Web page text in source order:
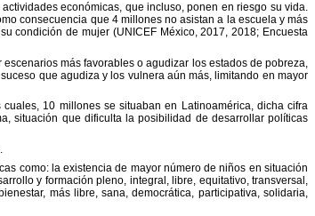
económicas, que incluso, ponen en riesgo su vida.
consecuencia que 4 millones no asistan a la escuela y más
condición de mujer (UNICEF México, 2017, 2018; Encuesta
más favorables o agudizar los estados de pobreza,
que agudiza y los vulnera aún más, limitando en mayor
10 millones se situaban en Latinoamérica, dicha cifra
situación que dificulta la posibilidad de desarrollar políticas
como: la existencia de mayor número de niños en situación
y formación pleno, integral, libre, equitativo, transversal,
más libre, sana, democrática, participativa, solidaria,